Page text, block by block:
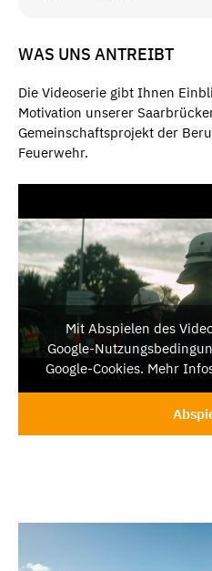
WAS UNS ANTREIBT
Die Videoserie gibt Ihnen
Motivation unserer
Gemeinschaftsprojekt der
Feuerwehr.
Mit Abspielen des
Google-
Google-Cookies. Mehr